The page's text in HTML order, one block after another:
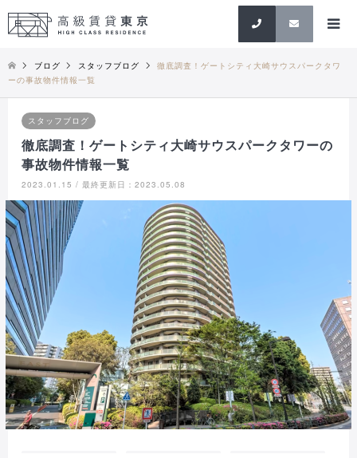
検索
ブログ スタッフブログ
徹底調査！ゲートシティ大崎サウスパークタワ
ーの事故物件情報一覧
スタッフブログ
徹底調査！ゲートシティ大崎サウスパークタワーの
事故物件情報一覧
2023.01.15 / 最終更新日：2023.05.08